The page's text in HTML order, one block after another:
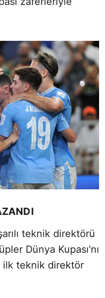
teknik direktörü
Dünya Kupası'nı
ilk teknik direktör